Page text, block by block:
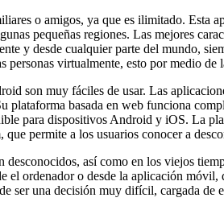
o amigos, ya que es ilimitado.
pequeñas regiones. Las mejores
y desde cualquier parte del mundo,
personas virtualmente, esto por medio
son muy fáciles de usar. Las
plataforma basada en web funciona
para dispositivos Android y iOS. La
permite a los usuarios conocer a
desconocidos, así como en los viejos
el ordenador o desde la aplicación
ser una decisión muy difícil, cargada de